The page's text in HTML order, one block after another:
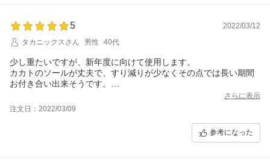
5
2022/03/12
タカニックスさん
男性 40代
少し重たいですが、新年度に向けて使用します。
カカトのソールが丈夫で、すり減りが少なくその点では長い期間
お付き合い出来そうです。
お値段の安い商品より、愛着してメンテナンスしながら、自身の
足にフィットできるようにできたら良いお付き合いになります
さらに表示
注文日：2022/03/09
参考になった